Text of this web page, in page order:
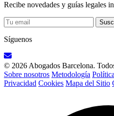
Recibe novedades y guías legales
Síguenos
© 2026 Abogados Barcelona.
Sobre nosotros Metodología
Privacidad Cookies Mapa del Sitio